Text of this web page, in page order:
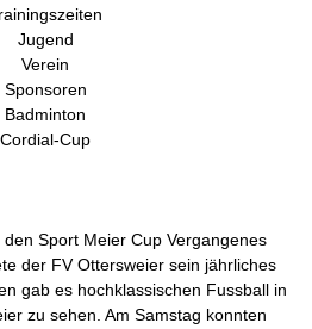
Jugend
Verein
Sponsoren
Badminton
Cordial-Cup
Sport Meier Cup Vergangenes
der FV Ottersweier sein jährliches
gab es hochklassischen Fussball in
zu sehen. Am Samstag konnten